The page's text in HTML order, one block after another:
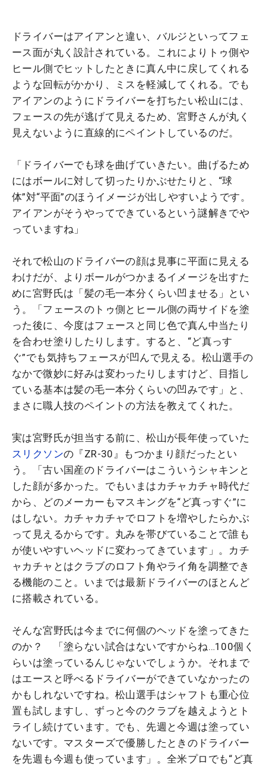
ドライバーはアイアンと違い、バルジといってフェ
ース面が丸く設計されている。これによりトゥ側や
ヒール側でヒットしたときに真ん中に戻してくれる
ような回転がかかり、ミスを軽減してくれる。でも
アイアンのようにドライバーを打ちたい松山には、
フェースの先が逃げて見えるため、宮野さんが丸く
見えないように直線的にペイントしているのだ。
「ドライバーでも球を曲げていきたい。曲げるため
にはボールに対して切ったりかぶせたりと、“球
体”対“平面”のほうイメージが出しやすいようです。
アイアンがそうやってできているという謎解きでや
っていますね」
それで松山のドライバーの顔は見事に平面に見える
わけだが、よりボールがつかまるイメージを出すた
めに宮野氏は「髪の毛一本分くらい凹ませる」とい
う。「フェースのトゥ側とヒール側の両サイドを塗
った後に、今度はフェースと同じ色で真ん中当たり
を合わせ塗りしたりします。すると、“ど真っす
ぐ”でも気持ちフェースが凹んで見える。松山選手の
なかで微妙に好みは変わったりしますけど、目指し
ている基本は髪の毛一本分くらいの凹みです」と、
まさに職人技のペイントの方法を教えてくれた。
実は宮野氏が担当する前に、松山が長年使っていた
スリクソンの『ZR-30』もつかまり顔だったとい
う。「古い国産のドライバーはこういうシャキンと
した顔が多かった。でもいまはカチャカチャ時代だ
から、どのメーカーもマスキングを“ど真っすぐ”に
はしない。カチャカチャでロフトを増やしたらかぶ
って見えるからです。丸みを帯びていることで誰も
が使いやすいヘッドに変わってきています」。カチ
ャカチャとはクラブのロフト角やライ角を調整でき
る機能のこと。いまでは最新ドライバーのほとんど
に搭載されている。
そんな宮野氏は今までに何個のヘッドを塗ってきた
のか？ 「塗らない試合はないですからね…100個く
らいは塗っているんじゃないでしょうか。それまで
はエースと呼べるドライバーができていなかったの
かもしれないですね。松山選手はシャフトも重心位
置も試しますし、ずっと今のクラブを越えようとト
ライし続けています。でも、先週と今週は塗ってい
ないです。マスターズで優勝したときのドライバー
を先週も今週も使っています」。全米プロでも“ど真